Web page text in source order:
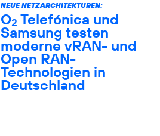
NEUE NETZARCHITEKTUREN:
O2 Telefónica und
Samsung testen
moderne vRAN- und
Open RAN-
Technologien in
Deutschland